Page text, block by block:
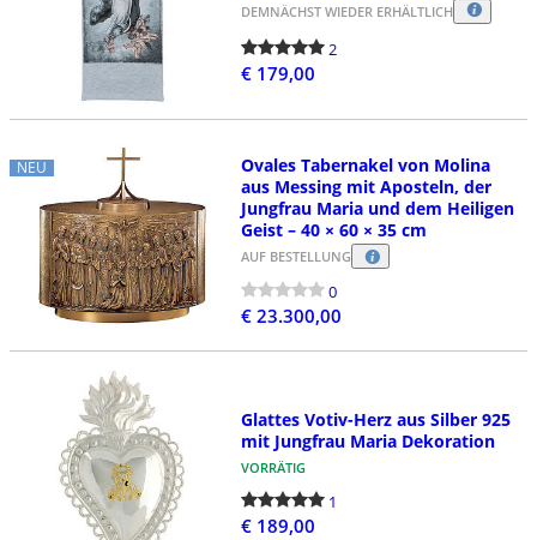
DEMNÄCHST WIEDER ERHÄLTLICH
2
€ 179,00
NEU
Ovales Tabernakel von Molina
aus Messing mit Aposteln, der
Jungfrau Maria und dem Heiligen
Geist – 40 × 60 × 35 cm
AUF BESTELLUNG
0
€ 23.300,00
Glattes Votiv-Herz aus Silber 925
mit Jungfrau Maria Dekoration
VORRÄTIG
1
€ 189,00